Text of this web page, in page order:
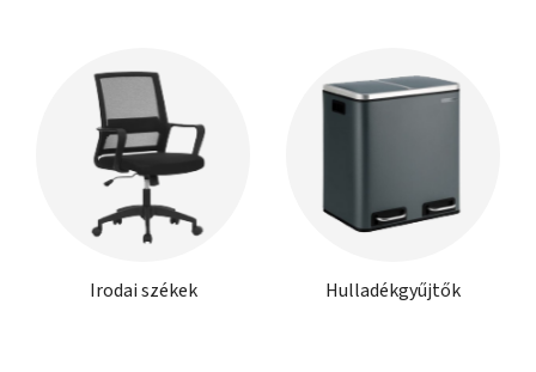
Irodai székek Hulladékgyűjtők